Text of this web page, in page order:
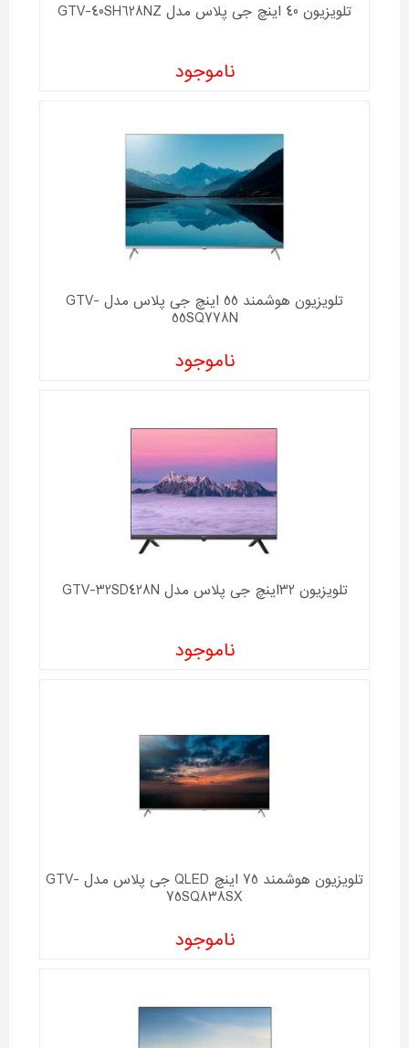
تلویزیون 40 اینچ جی پلاس مدل GTV-40SH628NZ
ناموجود
تلویزیون هوشمند 55 اینچ جی پلاس مدل GTV-
55SQ778N
ناموجود
تلویزیون 32اینچ جی پلاس مدل GTV-32SD428N
ناموجود
تلویزیون هوشمند 75 اینچ QLED جی پلاس مدل GTV-
75SQ838SX
ناموجود